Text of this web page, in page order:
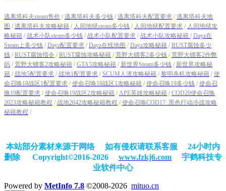
逃离塔科夫steam售价 / 逃离塔科夫多少钱 / 逃离塔科夫配置要求 / 逃离塔科夫地
图 / 逃离塔科夫攻略秘籍 / 人间地狱steam多少钱 / 人间地狱配置要求 / 人间地狱攻
略秘籍 / 战术小队steam多少钱 / 战术小队配置要求 / 战术小队攻略秘籍 / Dayz在
Steam上多少钱 / Dayz配置要求 / Dayz在线地图 / Dayz攻略秘籍 / RUST腐蚀多少
钱 / RUST腐蚀指令 / RUST腐蚀攻略秘籍 / 荒野大镖客2多少钱 / 荒野大镖客2作弊
码 / 荒野大镖客2攻略秘籍 / GTA5攻略秘籍 / 新世界Steam多少钱 / 新世界攻略秘
籍 / 战地5配置要求 / 战地1配置要求 / SCUM人渣攻略秘籍 / 黎明杀机攻略秘籍 / 使
命召唤18战区1配置要求 / 使命召唤18战区1攻略秘籍 / 使命召唤19多少钱 / 使命召
唤19配置要求 / 使命召唤19战区2攻略秘籍 / APE英雄攻略秘籍 / COD20使命召唤
2023攻略秘籍教程 / 战地2042攻略秘籍教程 / 使命召唤COD17: 黑色行动冷战攻略
秘籍教程 /
本站部分素材来源于网络 如有侵权请联系客服 24小时内
删除
Copyright©2016-2026 www.fzkj6.com 宇鹤科技专
业软件中心
Powered by MetInfo 7.8 ©2008-2026 mituo.cn